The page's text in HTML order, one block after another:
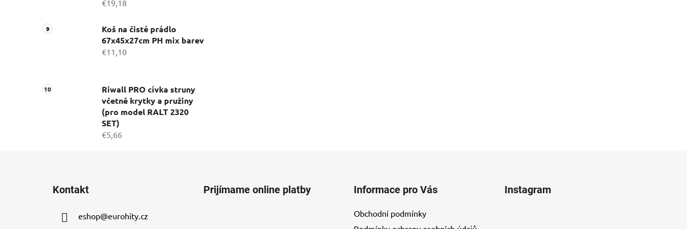
€19,18
Koš na čisté prádlo
67x45x27cm PH mix barev
€11,10
Riwall PRO cívka struny
včetně krytky a pružiny
(pro model RALT 2320
SET)
€5,66
Kontakt
eshop@eurohity.cz
Prijímame online platby Informace pro Vás
Obchodní podmínky
Instagram